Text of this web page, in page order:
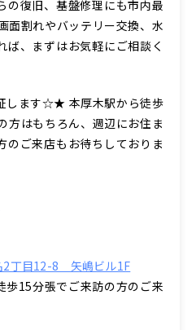
の復旧、基盤修理にも市内最
面割れやバッテリー交換、水
ば、まずはお気軽にご相談く
ます☆★ 本厚木駅から徒歩
方はもちろん、週辺にお住ま
のご来店もお待ちしておりま
2丁目12-8 矢嶋ビル1F
歩15分張でご来訪の方のご来